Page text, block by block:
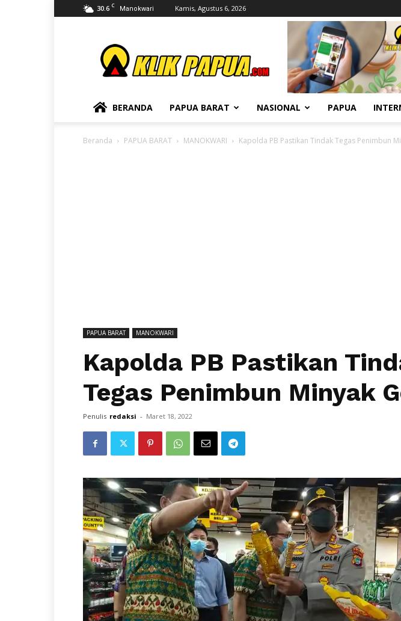
30.6 C Manokwari Kamis, Agustus 6, 2026
BERANDA PAPUA BARAT NASIONAL PAPUA
Beranda PAPUA BARAT MANOKWARI Kapolda PB Pastikan Tindak Tegas Penimbun
PAPUA BARAT MANOKWARI
Kapolda PB Pastikan
Tegas Penimbun Minyak
Penulis redaksi - Maret 18, 2022